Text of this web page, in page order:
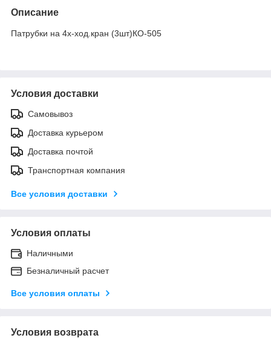
Описание
Патрубки на 4х-ход.кран (3шт)КО-505
Условия доставки
Самовывоз
Доставка курьером
Доставка почтой
Транспортная компания
Все условия доставки
Условия оплаты
Наличными
Безналичный расчет
Все условия оплаты
Условия возврата